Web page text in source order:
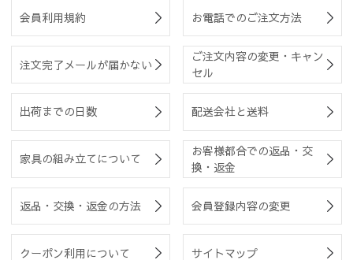
会員利用規約 お電話でのご注文方法
注文完了メールが届かない
ご注文内容の変更・キャン
セル
出荷までの日数 配送会社と送料
家具の組み立てについて
お客様都合での返品・交
換・返金
返品・交換・返金の方法 会員登録内容の変更
クーポン利用について サイトマップ